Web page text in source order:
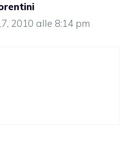
2010 alle 8:14 pm